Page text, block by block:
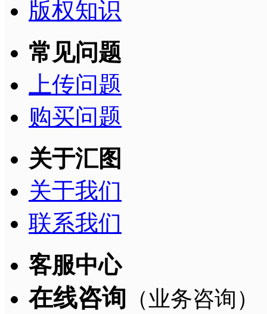
版权知识
常见问题
上传问题
购买问题
关于汇图
关于我们
联系我们
客服中心
在线咨询 （业务咨询）